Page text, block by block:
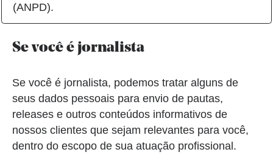
(ANPD).
Se você é jornalista
Se você é jornalista, podemos tratar alguns de
seus dados pessoais para envio de pautas,
releases e outros conteúdos informativos de
nossos clientes que sejam relevantes para você,
dentro do escopo de sua atuação profissional.